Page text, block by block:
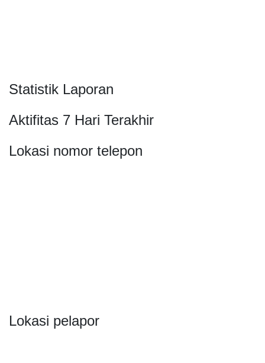
Statistik Laporan
Aktifitas 7 Hari Terakhir
Lokasi nomor telepon
Lokasi pelapor